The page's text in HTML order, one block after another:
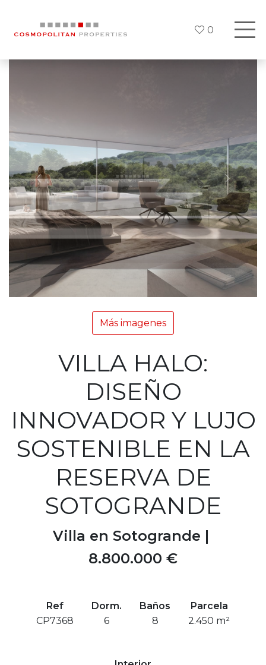
0
Previous
Más imagenes
VILLA HALO:
DISEÑO
INNOVADOR Y LUJO
SOSTENIBLE EN LA
RESERVA DE
SOTOGRANDE
Villa en Sotogrande |
8.800.000 €
Ref
CP7368
Dorm.
6
Baños
8
Parcela
2.450 m²